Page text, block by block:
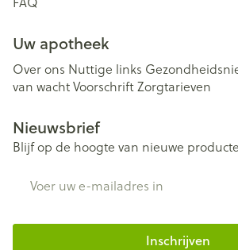
Uw apotheek
Over ons Nuttige links
van wachtVoorschriftZorgtarieven
Nieuwsbrief
Blijf op de hoogte van nieuwe
Inschrijven